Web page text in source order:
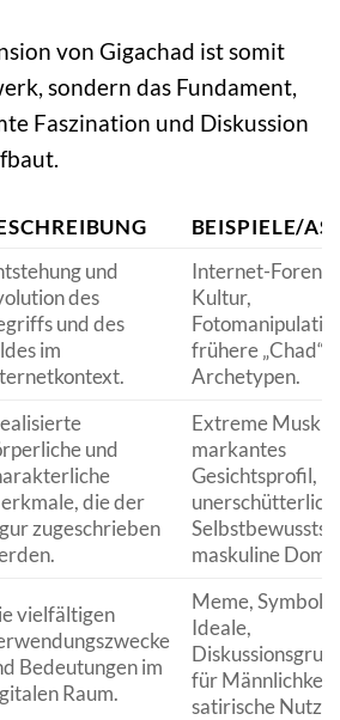
von Gigachad ist somit
sondern das Fundament,
Faszination und Diskussion
BEISPIELE/
und
des
und des
im
Internet-Foren,
Kultur,
frühere „Chad“-
Archetypen.
und
die der
zugeschrieben
Extreme
markantes
Gesichtsprofil,
maskuline
vielfältigen
Bedeutungen im
Raum.
Meme, Symbol
Ideale,
für
satirische